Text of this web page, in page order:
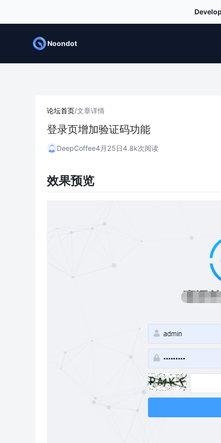
Noondot
论坛首页/文章详情
登录页增加验证码功能
DeepCoffee4月25日4.8k次阅读
效果预览